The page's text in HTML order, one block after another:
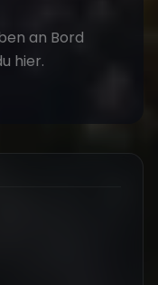
an Bord
hier.